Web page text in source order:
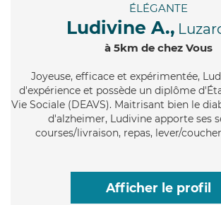
ÉLÉGANTE
Ludivine A.,
à 5km de chez Vous
Joyeuse, efficace et expérimentée,
d'expérience et possède un diplôme
Vie Sociale (DEAVS). Maitrisant bien le
d'alzheimer, Ludivine apporte ses
courses/livraison, repas, lever/
Afficher le profil